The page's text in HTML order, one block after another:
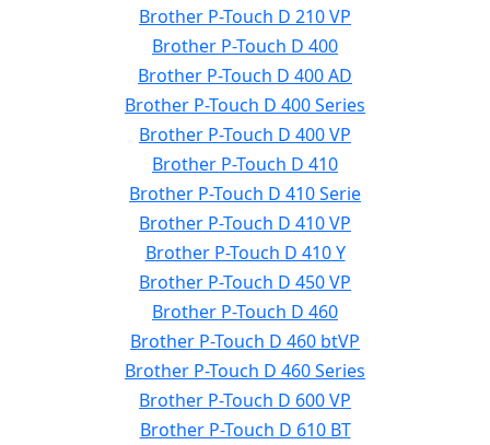
Brother P-Touch D 210 VP
Brother P-Touch D 400
Brother P-Touch D 400 AD
Brother P-Touch D 400 Series
Brother P-Touch D 400 VP
Brother P-Touch D 410
Brother P-Touch D 410 Serie
Brother P-Touch D 410 VP
Brother P-Touch D 410 Y
Brother P-Touch D 450 VP
Brother P-Touch D 460
Brother P-Touch D 460 btVP
Brother P-Touch D 460 Series
Brother P-Touch D 600 VP
Brother P-Touch D 610 BT